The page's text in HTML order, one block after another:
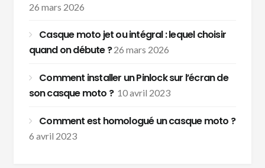
26 mars 2026
Casque moto jet ou intégral : lequel choisir
quand on débute ? 26 mars 2026
Comment installer un Pinlock sur l’écran de
son casque moto ? 10 avril 2023
Comment est homologué un casque moto ?
6 avril 2023